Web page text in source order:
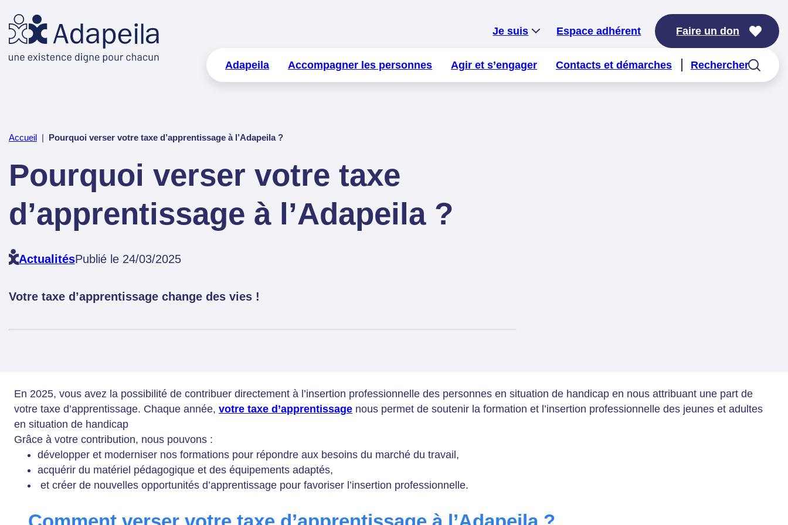
Je suis Espace adhérent Faire un don
Adapeila Accompagner les personnes Agir et s’engager Contacts et démarches Rechercher
Accueil Pourquoi verser votre taxe d’apprentissage à l’Adapeila ?
Pourquoi verser votre taxe
d’apprentissage à l’Adapeila ?
ActualitésPublié le 24/03/2025
Votre taxe d’apprentissage change des vies !
En 2025, vous avez la possibilité de contribuer directement à l’insertion professionnelle des personnes en situation de handicap en nous attribuant une part de
votre taxe d’apprentissage. Chaque année, votre taxe d’apprentissage nous permet de soutenir la formation et l’insertion professionnelle des jeunes et adultes
en situation de handicap
Grâce à votre contribution, nous pouvons :
développer et moderniser nos formations pour répondre aux besoins du marché du travail,
acquérir du matériel pédagogique et des équipements adaptés,
et créer de nouvelles opportunités d’apprentissage pour favoriser l’insertion professionnelle.